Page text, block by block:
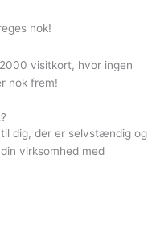
nok!
visitkort, hvor ingen
nok frem!⁠⁠
dig, der er selvstændig og
virksomhed med